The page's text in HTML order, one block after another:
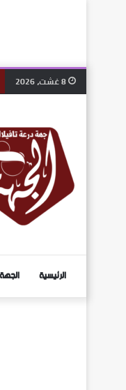
الرئيسية الجهة 8 تيفي